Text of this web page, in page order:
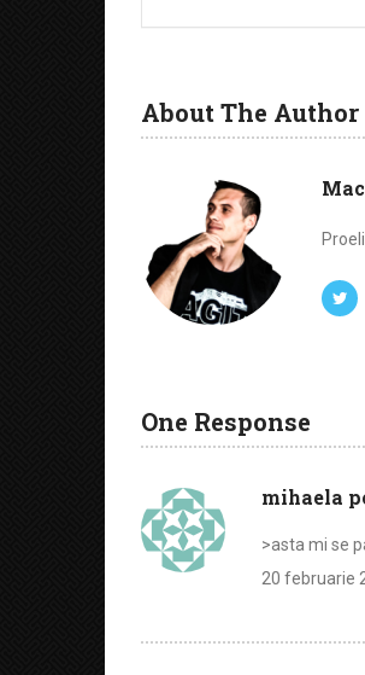
About The Author
One Response
mihaela
>asta mi se
20 februarie